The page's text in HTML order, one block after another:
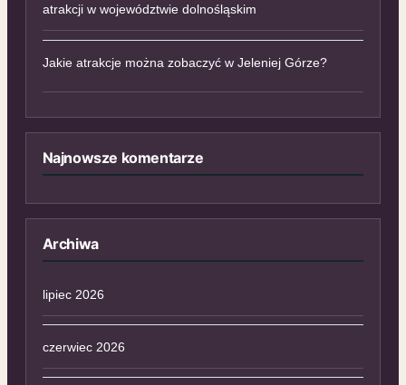
atrakcji w województwie dolnośląskim
Jakie atrakcje można zobaczyć w Jeleniej Górze?
Najnowsze komentarze
Archiwa
lipiec 2026
czerwiec 2026